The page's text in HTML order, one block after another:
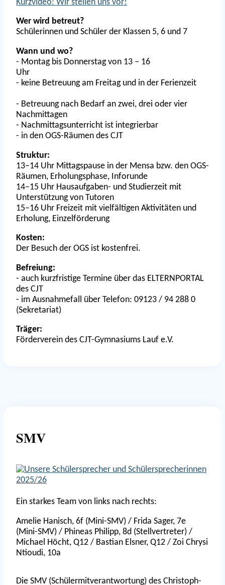
Kurzvideo: Wir stellen uns vor!
Wer wird betreut?
Schülerinnen und Schüler der Klassen 5, 6 und 7
Wann und wo?
- Montag bis Donnerstag von 13 – 16
Uhr
- keine Betreuung am Freitag und in der Ferienzeit
- Betreuung nach Bedarf an zwei, drei oder vier
Nachmittagen
- Nachmittagsunterricht ist integrierbar
- in den OGS-Räumen des CJT
Struktur:
13–14 Uhr Mittagspause in der Mensa bzw. den OGS-
Räumen, Erholungsphase, Inforunde
14–15 Uhr Hausaufgaben- und Studierzeit mit
Unterstützung von Tutoren
15–16 Uhr Freizeit mit vielfältigen Aktivitäten und
Erholung, Einzelförderung
Kosten:
Der Besuch der OGS ist kostenfrei.
Befreiung:
- auch kurzfristige Termine über das ELTERNPORTAL
des CJT
- im Ausnahmefall über Telefon: 09123 / 94 288 0
(Sekretariat)
Träger:
Förderverein des CJT-Gymnasiums Lauf e.V.
SMV
Ein starkes Team von links nach rechts:
Amelie Hanisch, 6f (Mini-SMV) / Frida Sager, 7e
(Mini-SMV) / Phineas Philipp, 8d (Stellvertreter) /
Michael Höcht, Q12 / Bastian Elsner, Q12 / Zoi Chrysi
Ntioudi, 10a
Die SMV (Schülermitverantwortung) des Christoph-